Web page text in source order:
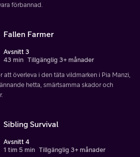
förbannad.
Fallen Farmer
Avsnitt 3
43 min Tillgänglig 3+ månader
att överleva i den täta vildmarken i Pia Manzi,
hetta, smärtsamma skador och
Sibling Survival
Avsnitt 4
1 tim 5 min Tillgänglig 3+ månader